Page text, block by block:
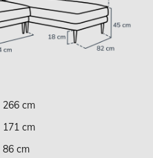
266 cm
171 cm
86 cm